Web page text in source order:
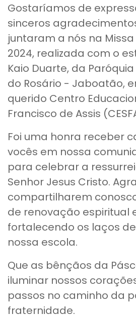
Gostaríamos de
sinceros
juntaram a nós na
2024, realizada com o
Kaio Duarte, da
do Rosário - Jaboatão,
querido Centro
Francisco de Assis
Foi uma honra receber
vocês em nossa
para celebrar a
Senhor Jesus Cristo.
compartilharem
de renovação espiritual
fortalecendo os laços
nossa escola.
Que as bênçãos da
iluminar nossos
passos no caminho da
fraternidade.